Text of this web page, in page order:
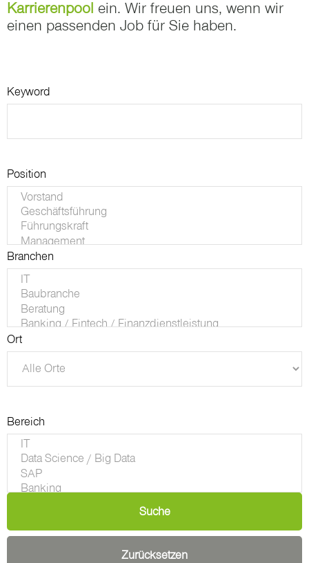
Karrierenpool ein. Wir freuen uns, wenn wir
einen passenden Job für Sie haben.
Keyword
Position
Branchen
Ort
Bereich
Suche
Zurücksetzen